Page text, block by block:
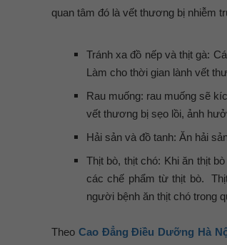
quan tâm đó là vết thương bị nhiễm
Tránh xa đồ nếp và thịt gà:
Làm cho thời gian lành vết
Rau muống: rau muống sẽ
vết thương bị sẹo lồi, ảnh
Hải sản và đồ tanh: Ăn hải
Thịt bò, thịt chó: Khi ăn thịt
các chế phẩm từ thịt bò.
người bệnh ăn thịt chó trong
Theo Cao Đẳng Điều Dưỡng Hà